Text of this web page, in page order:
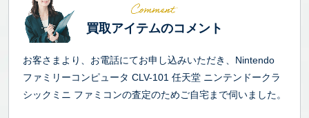
買取アイテムのコメント
お客さまより、お電話にてお申し込みいただき、Nintendo
ファミリーコンピュータ CLV-101 任天堂 ニンテンドークラ
シックミニ ファミコンの査定のためご自宅まで伺いました。